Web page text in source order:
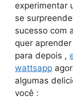
experimentar
se
sucesso com
quer
para depois ,
wattsapp
algumas
você :